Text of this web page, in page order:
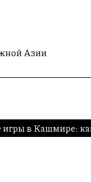
Азии
в Кашмире: